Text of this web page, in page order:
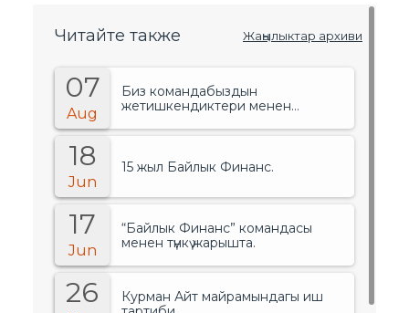
Читайте также Жаңылыктар архиви
07
Aug
Биз командабыздын
жетишкендиктери менен
18
Jun
15 жыл Байлык Финанс.
17
Jun
“Байлык Финанс” командасы
менен түнкү жарышта.
26
Курман Айт майрамындагы иш